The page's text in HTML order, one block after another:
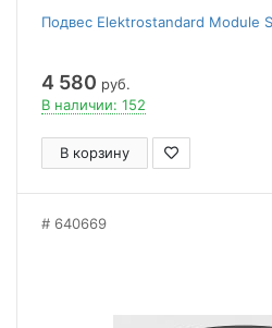
Подвес Elektrostandard Module
4 580 руб.
В наличии: 152
В корзину
640669